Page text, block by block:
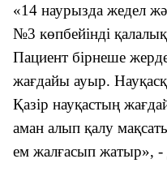
«14 наурызда жедел
№3 көпбейінді қалалық
Пациент бірнеше
жағдайы ауыр.
Қазір науқастың
аман алып қалу
ем жалғасып жатыр», -